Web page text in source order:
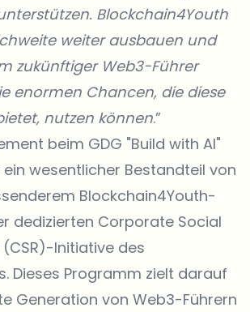
Blockchain4Youth
weiter ausbauen und
zukünftiger Web3-Führer
enormen Chancen, die diese
nutzen können.”
beim GDG "Build with AI"
wesentlicher Bestandteil von
Blockchain4Youth-
dedizierten Corporate Social
Initiative des
Dieses Programm zielt darauf
Generation von Web3-Führern